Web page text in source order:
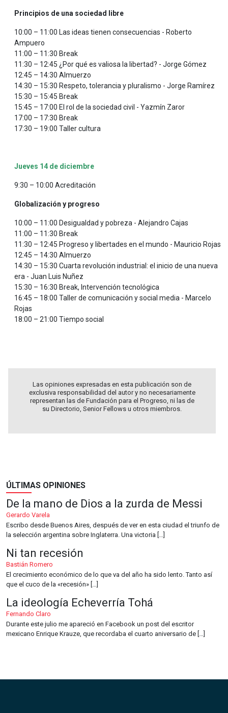
Principios de una sociedad libre
10:00 – 11:00 Las ideas tienen consecuencias - Roberto
Ampuero
11:00 – 11:30 Break
11:30 – 12:45 ¿Por qué es valiosa la libertad? - Jorge Gómez
12:45 – 14:30 Almuerzo
14:30 – 15:30 Respeto, tolerancia y pluralismo - Jorge Ramírez
15:30 – 15:45 Break
15:45 – 17:00 El rol de la sociedad civil - Yazmín Zaror
17:00 – 17:30 Break
17:30 – 19:00 Taller cultura
Jueves 14 de diciembre
9:30 – 10:00 Acreditación
Globalización y progreso
10:00 – 11:00 Desigualdad y pobreza - Alejandro Cajas
11:00 – 11:30 Break
11:30 – 12:45 Progreso y libertades en el mundo - Mauricio Rojas
12:45 – 14:30 Almuerzo
14:30 – 15:30 Cuarta revolución industrial: el inicio de una nueva
era - Juan Luis Nuñez
15:30 – 16:30 Break, Intervención tecnológica
16:45 – 18:00 Taller de comunicación y social media - Marcelo
Rojas
18:00 – 21:00 Tiempo social
Las opiniones expresadas en esta publicación son de
exclusiva responsabilidad del autor y no necesariamente
representan las de Fundación para el Progreso, ni las de
su Directorio, Senior Fellows u otros miembros.
ÚLTIMAS OPINIONES
De la mano de Dios a la zurda de Messi
Gerardo Varela
Escribo desde Buenos Aires, después de ver en esta ciudad el triunfo de
la selección argentina sobre Inglaterra. Una victoria […]
Ni tan recesión
Bastián Romero
El crecimiento económico de lo que va del año ha sido lento. Tanto así
que el cuco de la «recesión» […]
La ideología Echeverría Tohá
Fernando Claro
Durante este julio me apareció en Facebook un post del escritor
mexicano Enrique Krauze, que recordaba el cuarto aniversario de […]